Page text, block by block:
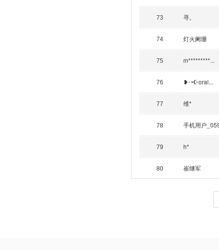
73 寻。
74 灯火阑珊
75 m*********...
76 ❥︎･•☪︎oral...
77 维*
78 手机用户
79 h*
80 崔继军